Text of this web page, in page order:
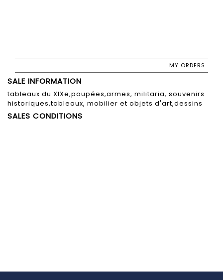
MY ORDERS
SALE INFORMATION
tableaux du XIXe,poupées,armes, militaria, souvenirs
historiques,tableaux, mobilier et objets d'art,dessins
SALES CONDITIONS